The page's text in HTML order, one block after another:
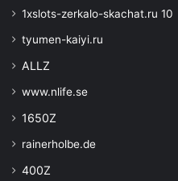
1xslots-zerkalo-skachat.ru 10
tyumen-kaiyi.ru
ALLZ
www.nlife.se
1650Z
rainerholbe.de
400Z